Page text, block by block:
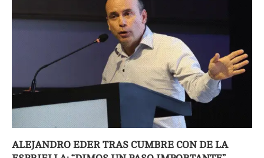
ALEJANDRO EDER TRAS CUMBRE CON DE LA